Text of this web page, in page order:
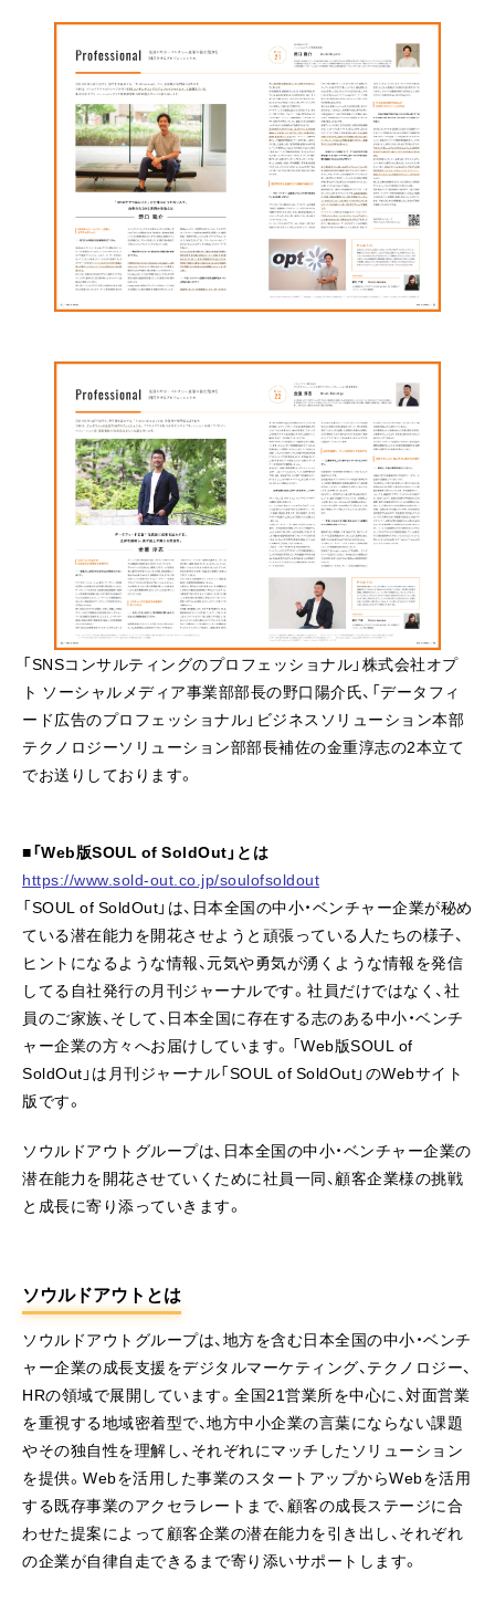
「SNSコンサルティングのプロフェッショナル」株式会社オプ
ト ソーシャルメディア事業部部長の野口陽介氏、「データフィ
ード広告のプロフェッショナル」ビジネスソリューション本部
テクノロジーソリューション部部長補佐の金重淳志の2本立て
でお送りしております。
■「Web版SOUL of SoldOut」とは
https://www.sold-out.co.jp/soulofsoldout
「SOUL of SoldOut」は、日本全国の中小・ベンチャー企業が秘め
ている潜在能力を開花させようと頑張っている人たちの様子、
ヒントになるような情報、元気や勇気が湧くような情報を発信
してる自社発行の月刊ジャーナルです。社員だけではなく、社
員のご家族、そして、日本全国に存在する志のある中小・ベンチ
ャー企業の方々へお届けしています。「Web版SOUL of
SoldOut」は月刊ジャーナル「SOUL of SoldOut」のWebサイト
版です。
ソウルドアウトグループは、日本全国の中小・ベンチャー企業の
潜在能力を開花させていくために社員一同、顧客企業様の挑戦
と成長に寄り添っていきます。
ソウルドアウトとは
ソウルドアウトグループは、地方を含む日本全国の中小・ベンチ
ャー企業の成長支援をデジタルマーケティング、テクノロジー、
HRの領域で展開しています。全国21営業所を中心に、対面営業
を重視する地域密着型で、地方中小企業の言葉にならない課題
やその独自性を理解し、それぞれにマッチしたソリューション
を提供。Webを活用した事業のスタートアップからWebを活用
する既存事業のアクセラレートまで、顧客の成長ステージに合
わせた提案によって顧客企業の潜在能力を引き出し、それぞれ
の企業が自律自走できるまで寄り添いサポートします。